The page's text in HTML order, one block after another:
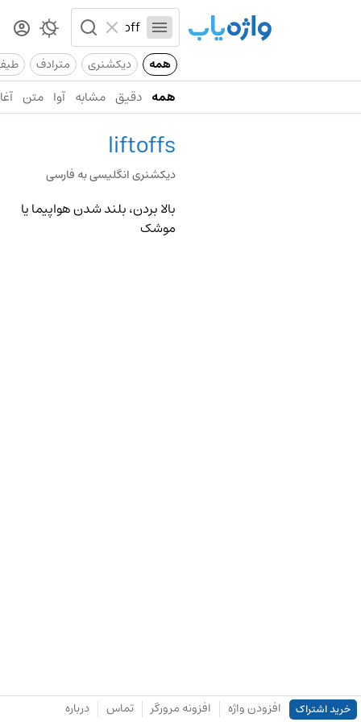
همه دیکشنری مترادف
همه دقیق مشابه آوا متن
liftoffs
دیکشنری انگلیسی به فارسی
بالا بردن، بلند شدن هواپیما یا
موشک
خرید اشتراک افزودن واژه افزونه مرورگر تماس درباره